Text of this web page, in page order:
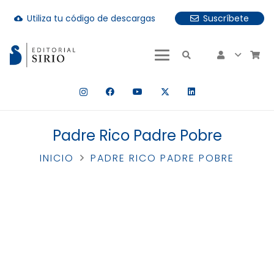
cloud_download Utiliza tu código de descargas
Suscríbete
hay resultados autocompletados, puedes utilizar las
Padre Rico Padre Pobre
INICIO PADRE RICO PADRE POBRE